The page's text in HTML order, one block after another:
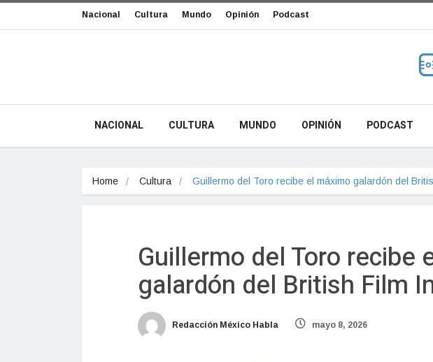
Nacional Cultura Mundo Opinión Podcast
NACIONAL CULTURA MUNDO OPINIÓN PODCAST
Home Cultura Guillermo del Toro recibe el máximo galardón del
Guillermo del Toro recibe
galardón del British Film
Redacción México Habla mayo 8, 2026